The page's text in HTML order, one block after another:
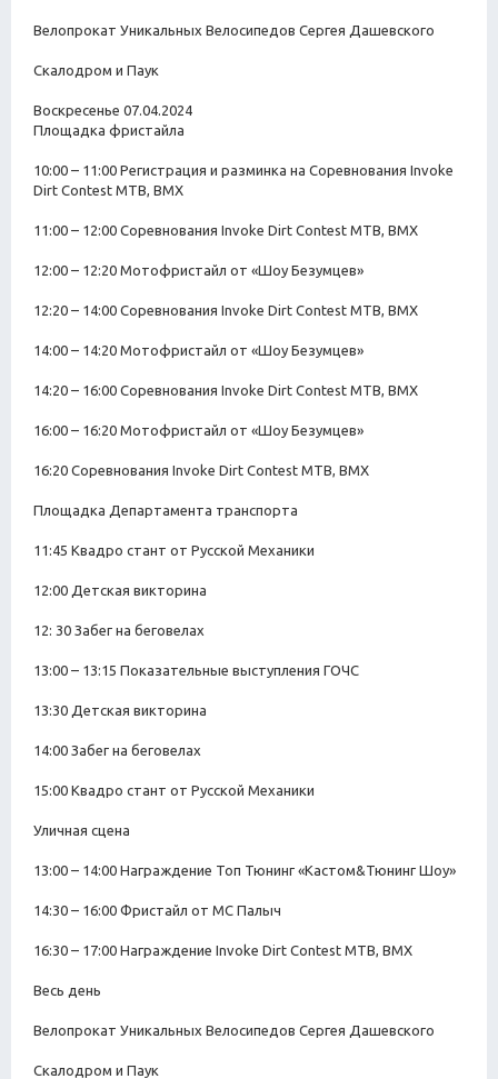
Велопрокат Уникальных Велосипедов Сергея Дашевского
Скалодром и Паук
Воскресенье 07.04.2024
Площадка фристайла
10:00 – 11:00 Регистрация и разминка на Соревнования Invoke
Dirt Contest MTB, BMX
11:00 – 12:00 Соревнования Invoke Dirt Contest MTB, ВМХ
12:00 – 12:20 Мотофристайл от «Шоу Безумцев»
12:20 – 14:00 Соревнования Invoke Dirt Contest MTB, ВМХ
14:00 – 14:20 Мотофристайл от «Шоу Безумцев»
14:20 – 16:00 Соревнования Invoke Dirt Contest MTB, ВМХ
16:00 – 16:20 Мотофристайл от «Шоу Безумцев»
16:20 Соревнования Invoke Dirt Contest MTB, ВМХ
Площадка Департамента транспорта
11:45 Квадро стант от Русской Механики
12:00 Детская викторина
12: 30 Забег на беговелах
13:00 – 13:15 Показательные выступления ГОЧС
13:30 Детская викторина
14:00 Забег на беговелах
15:00 Квадро стант от Русской Механики
Уличная сцена
13:00 – 14:00 Награждение Топ Тюнинг «Кастом&Тюнинг Шоу»
14:30 – 16:00 Фристайл от MC Палыч
16:30 – 17:00 Награждение Invoke Dirt Contest MTB, ВМХ
Весь день
Велопрокат Уникальных Велосипедов Сергея Дашевского
Скалодром и Паук